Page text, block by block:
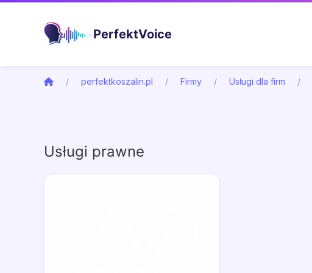
PerfektVoice
perfektkoszalin.pl Firmy Usługi dla firm
Usługi prawne